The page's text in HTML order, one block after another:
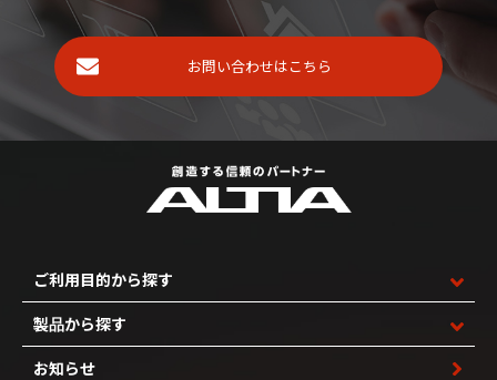
お問い合わせはこちら
ご利用目的から探す
製品から探す
お知らせ